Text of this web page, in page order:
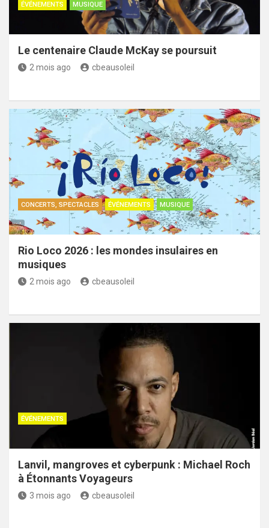
ÉVÉNEMENTS MUSIQUE
Le centenaire Claude McKay se poursuit
2 mois ago cbeausoleil
CONCERTS, SPECTACLES ÉVÉNEMENTS MUSIQUE
Rio Loco 2026 : les mondes insulaires en
musiques
2 mois ago cbeausoleil
ÉVÉNEMENTS
Lanvil, mangroves et cyberpunk : Michael Roch
à Étonnants Voyageurs
3 mois ago cbeausoleil